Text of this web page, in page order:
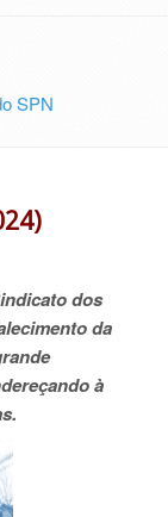
SPN
dos
da
à